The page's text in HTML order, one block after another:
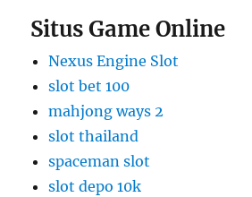
Situs Game Online
Nexus Engine Slot
slot bet 100
mahjong ways 2
slot thailand
spaceman slot
slot depo 10k